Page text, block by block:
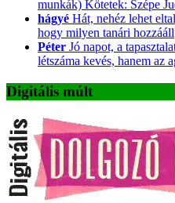
munkák) Kötetek: Szépe
hágyé Hát, nehéz lehet
hogy milyen tanári hozzááll
Péter Jó napot, a
létszáma kevés, hanem az
Digitális múlt